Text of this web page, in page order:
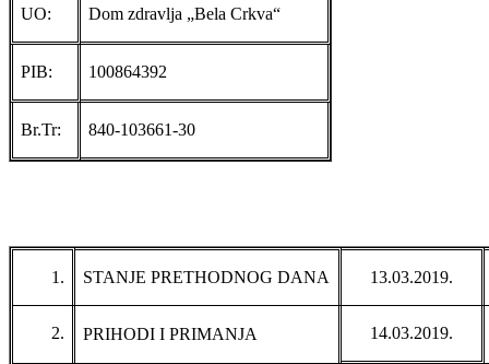
UO: Dom zdravlja „Bela Crkva“
PIB: 100864392
Br.Tr: 840-103661-30
1. STANJE PRETHODNOG DANA 13.03.2019.
2. PRIHODI I PRIMANJA 14.03.2019.